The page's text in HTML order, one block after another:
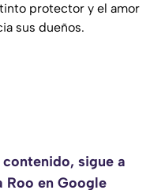
protector y el amor
sus dueños.
sigue a
Roo en Google